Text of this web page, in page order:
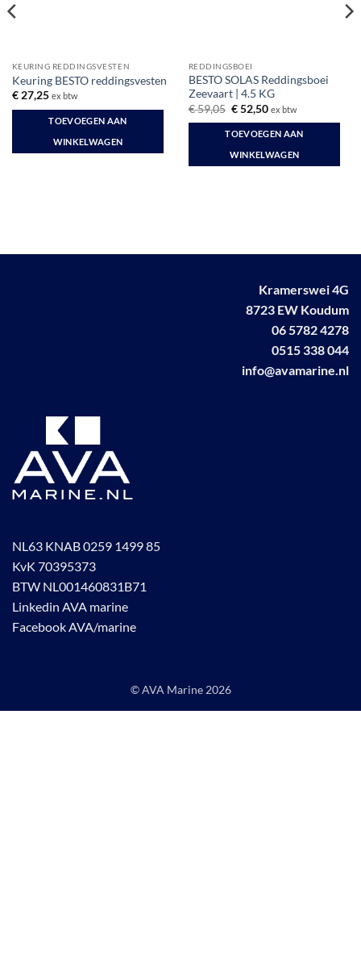
KEURING REDDINGSVESTEN
Keuring BESTO reddingsvesten
€27,25 ex btw
TOEVOEGEN AAN
WINKELWAGEN
REDDINGSBOEI
BESTO SOLAS Reddingsboei
Zeevaart | 4.5 KG
€59,05 Oorspronkelijke
was:
€ 59,05.
€52,50Huidige
is:
€ 52,50.
ex btw
TOEVOEGEN AAN
WINKELWAGEN
Kramerswei 4G
8723 EW Koudum
06 5782 4278
0515 338 044
info@avamarine.nl
NL63 KNAB 0259 1499 85
KvK 70395373
BTW NL001460831B71
Linkedin AVA marine
Facebook AVA/marine
© AVA Marine2026